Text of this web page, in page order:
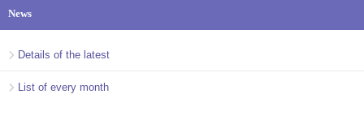
News
Details of the latest
List of every month